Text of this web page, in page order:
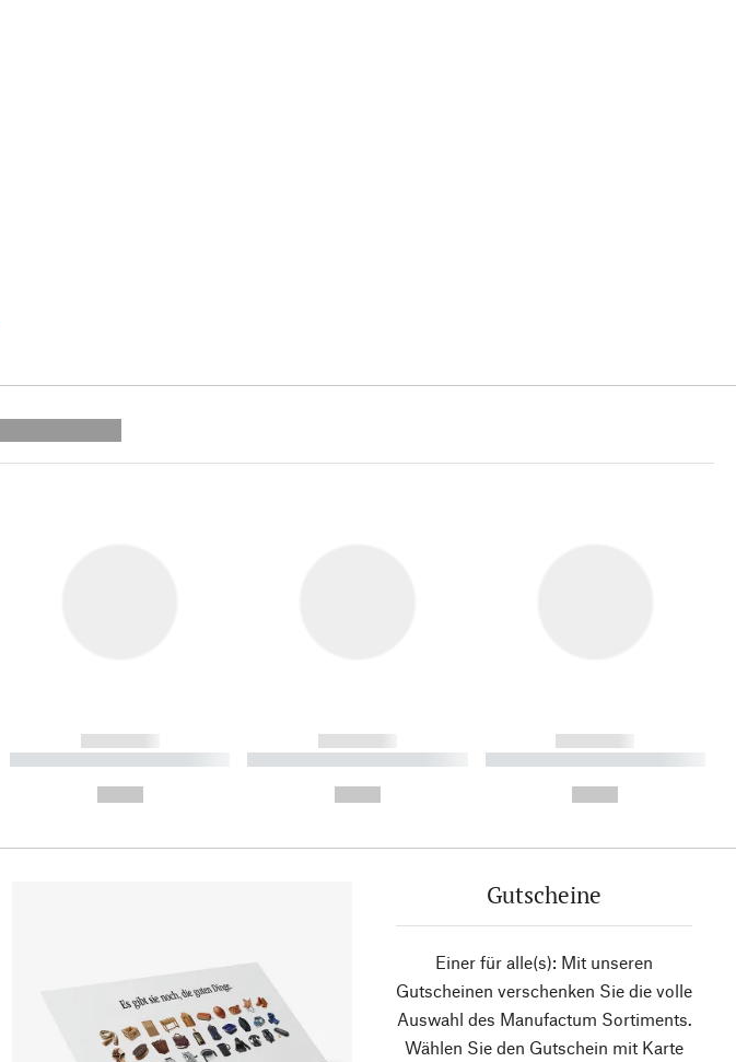
------------
----------- ----------- ----------
------------
----------- ----------- ----------
------------
----------- ----------- ----------
Gutscheine
Einer für alle(s): Mit unseren
Gutscheinen verschenken Sie die volle
Auswahl des Manufactum Sortiments.
Wählen Sie den Gutschein mit Karte